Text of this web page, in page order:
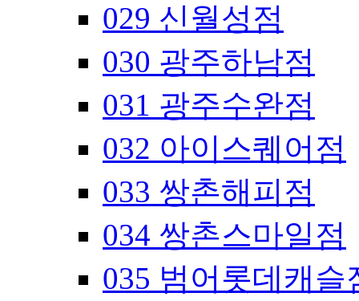
029 신월성점
030 광주하남점
031 광주수완점
032 아이스퀘어점
033 쌍촌해피점
034 쌍촌스마일점
035 범어롯데캐슬